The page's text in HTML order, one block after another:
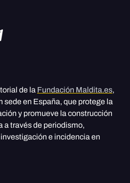
de la Fundación Maldita.es,
sede en España, que protege la
y promueve la construcción
a través de periodismo,
e incidencia en